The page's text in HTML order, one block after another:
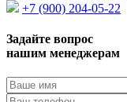
+7 (900) 204-05-22
Задайте вопрос
нашим менеджерам